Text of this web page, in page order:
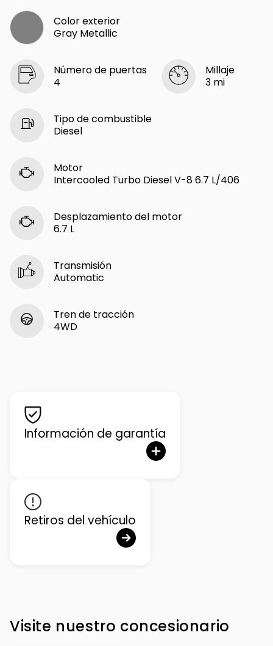
Color exterior
Gray Metallic
Número de puertas
4
Millaje
3 mi
Tipo de combustible
Diesel
Motor
Intercooled Turbo Diesel V-8 6.7 L/406
Desplazamiento del motor
6.7 L
Transmisión
Automatic
Tren de tracción
4WD
Información de garantía
Retiros del vehículo
Visite nuestro concesionario